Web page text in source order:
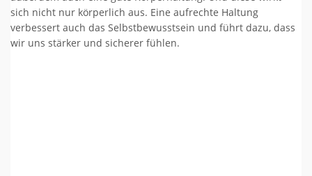
sich nicht nur körperlich aus. Eine aufrechte Haltung
verbessert auch das Selbstbewusstsein und führt dazu, dass
wir uns stärker und sicherer fühlen.